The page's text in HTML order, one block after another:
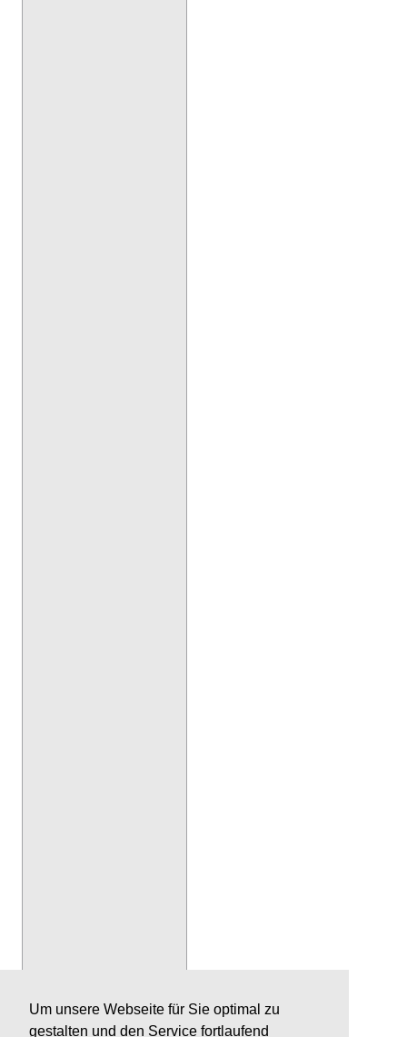
Um unsere Webseite für Sie optimal zu
gestalten und den Service fortlaufend